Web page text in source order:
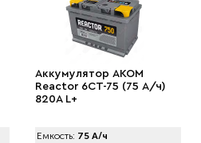
Аккумулятор AКОМ
Reactor 6CT-75 (75 А/ч)
820A L+
Емкость: 75 А/ч